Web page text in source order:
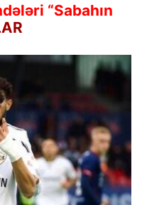
“Sabahın